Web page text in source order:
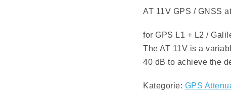
AT 11V GPS / GNSS
for GPS L1 + L2 /
The AT 11V is a
40 dB to achieve the
Kategorie: GPS